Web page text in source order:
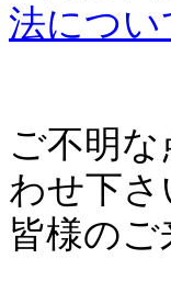
法につい
ご不明
わせ下さ
皆様の